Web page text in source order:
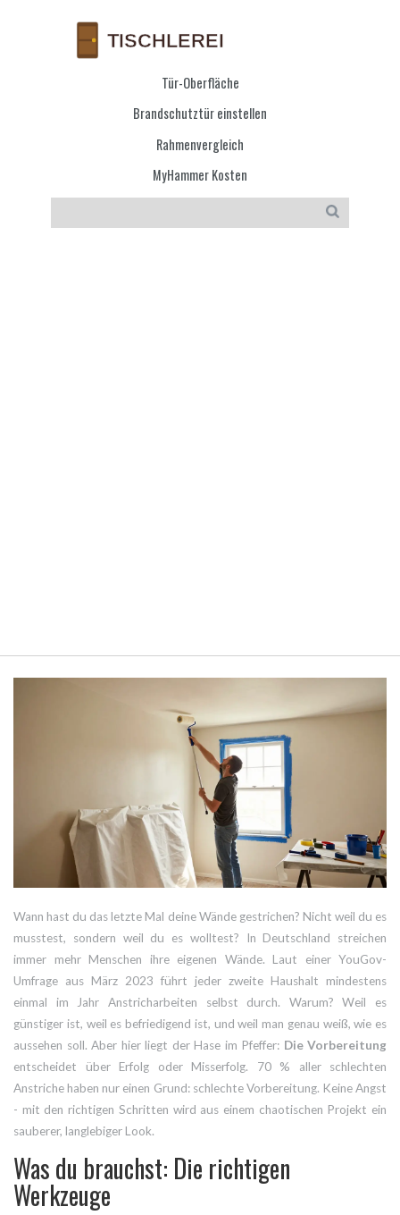
Tür-Oberfläche
Brandschutztür einstellen
Rahmenvergleich
MyHammer Kosten
Wann hast du das letzte Mal deine Wände gestrichen? Nicht weil du es
musstest, sondern weil du es wolltest? In Deutschland streichen
immer mehr Menschen ihre eigenen Wände. Laut einer YouGov-
Umfrage aus März 2023 führt jeder zweite Haushalt mindestens
einmal im Jahr Anstricharbeiten selbst durch. Warum? Weil es
günstiger ist, weil es befriedigend ist, und weil man genau weiß, wie es
aussehen soll. Aber hier liegt der Hase im Pfeffer: Die Vorbereitung
entscheidet über Erfolg oder Misserfolg. 70 % aller schlechten
Anstriche haben nur einen Grund: schlechte Vorbereitung. Keine Angst
- mit den richtigen Schritten wird aus einem chaotischen Projekt ein
sauberer, langlebiger Look.
Was du brauchst: Die richtigen
Werkzeuge